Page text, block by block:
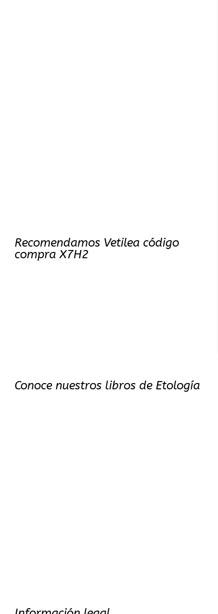
Recomendamos Vetilea código
compra X7H2
Conoce nuestros libros de Etología